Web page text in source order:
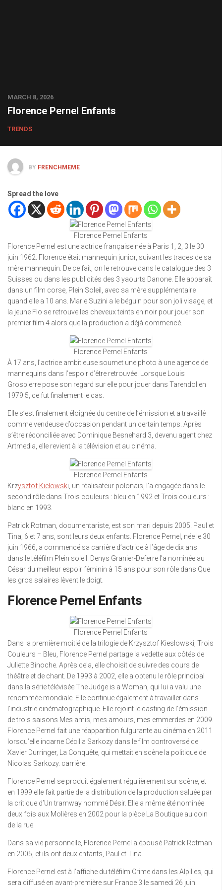
MARCH 8, 2026
Florence Pernel Enfants
TRENDS
BY FRENCHMEME
Spread the love
Florence Pernel Enfants
Florence Pernel est une actrice française née à Paris 1, 2, 3 le 30
juin 1962. Florence était mannequin junior, suivant les traces de sa
mère mannequin. De ce fait, on le retrouve dans le catalogue des 3
Suisses ou dans les publicités des 3 yaourts Danone. Elle apparaît
dans un film corse, Plein Soleil, avec sa mère supplémentaire
quand elle a 10 ans. Marie Suzini a le béguin pour son joli visage, et
la jeune Flo se retrouve les cheveux teints en noir pour jouer son
premier film 4 alors que la production a déjà commencé.
Florence Pernel Enfants
À 17 ans, l’actrice ambitieuse soumet une photo à une agence de
mannequins dans l’espoir d’être retrouvée. Lorsque Louis
Grospierre pose son regard sur elle pour jouer dans Tarendol en
1979 5, ce fut finalement le cas.
Elle s’est finalement éloignée du centre de l’émission et a travaillé
comme vendeuse d’occasion pendant un certain temps. Après
s’être réconciliée avec Dominique Besnehard 3, devenu agent chez
Artmedia, elle revient à la télévision et au cinéma.
Florence Pernel Enfants
Krzysztof Kielowski, un réalisateur polonais, l’a engagée dans le
second rôle dans Trois couleurs : bleu en 1992 et Trois couleurs :
blanc en 1993.
Patrick Rotman, documentariste, est son mari depuis 2005. Paul et
Tina, 6 et 7 ans, sont leurs deux enfants. Florence Pernel, née le 30
juin 1966, a commencé sa carrière d’actrice à l’âge de dix ans
dans le téléfilm Plein soleil. Denys Granier-Deferre l’a nominée au
César du meilleur espoir féminin à 15 ans pour son rôle dans Que
les gros salaires lèvent le doigt.
Florence Pernel Enfants
Florence Pernel Enfants
Dans la première moitié de la trilogie de Krzysztof Kieslowski, Trois
Couleurs – Bleu, Florence Pernel partage la vedette aux côtés de
Juliette Binoche. Après cela, elle choisit de suivre des cours de
théâtre et de chant. De 1993 à 2002, elle a obtenu le rôle principal
dans la série télévisée The Judge is a Woman, qui lui a valu une
renommée mondiale. Elle continue également à travailler dans
l’industrie cinématographique. Elle rejoint le casting de l’émission
de trois saisons Mes amis, mes amours, mes emmerdes en 2009.
Florence Pernel fait une réapparition fulgurante au cinéma en 2011
lorsqu’elle incarne Cécilia Sarkozy dans le film controversé de
Xavier Durringer, La Conquête, qui mettait en scène la politique de
Nicolas Sarkozy. carrière.
Florence Pernel se produit également régulièrement sur scène, et
en 1999 elle fait partie de la distribution de la production saluée par
la critique d’Un tramway nommé Désir. Elle a même été nominée
deux fois aux Molières en 2002 pour la pièce La Boutique au coin
de la rue.
Dans sa vie personnelle, Florence Pernel a épousé Patrick Rotman
en 2005, et ils ont deux enfants, Paul et Tina.
Florence Pernel est à l’affiche du téléfilm Crime dans les Alpilles, qui
sera diffusé en avant-première sur France 3 le samedi 26 juin.